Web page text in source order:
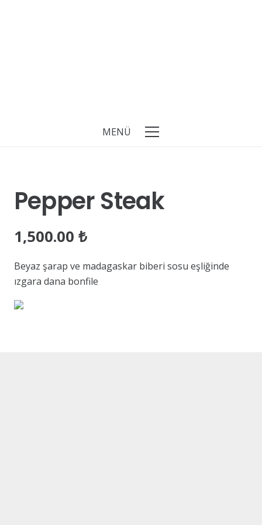
MENÜ
Pepper Steak
1,500.00 ₺
Beyaz şarap ve madagaskar biberi sosu eşliğinde
ızgara dana bonfile